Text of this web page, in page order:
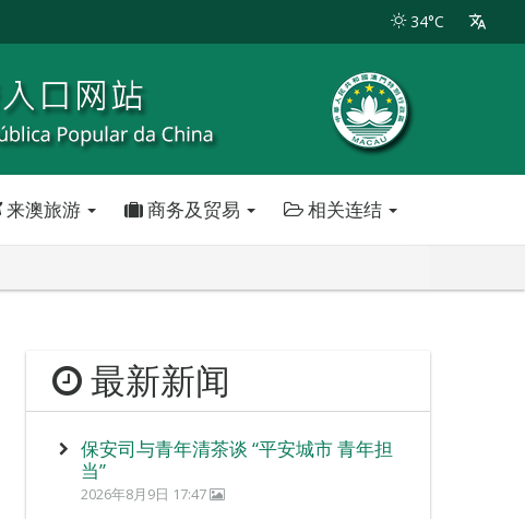
34°C
来澳旅游 商务及贸易 相关连结
最新新闻
保安司与青年清茶谈 “平安城市 青年担
当”
2026年8月9日 17:47